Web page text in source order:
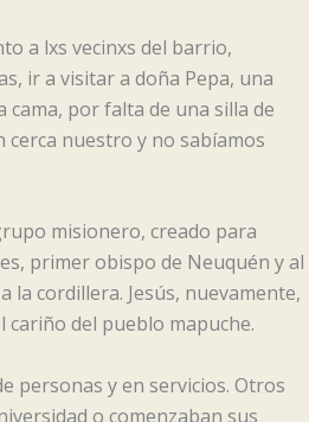
a lxs vecinxs del barrio,
ir a visitar a doña Pepa, una
por falta de una silla de
cerca nuestro y no sabíamos
misionero, creado para
primer obispo de Neuquén y al
cordillera. Jesús, nuevamente,
cariño del pueblo mapuche.
personas y en servicios. Otros
o comenzaban sus